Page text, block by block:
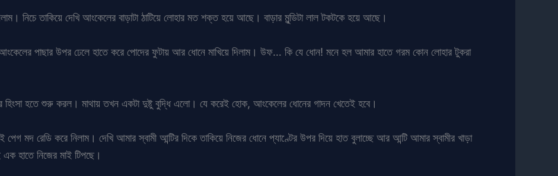
নিচে তাকিয়ে দেখি আংকেলের বাড়াটা ঠাটিয়ে লোহার মত শক্ত হয়ে আছে। বাড়ার মুন্ডিটা লাল টকটকে হয়ে আছে।
পাছার উপর ঢেলে হাতে করে পোদের ফুটায় আর ধোনে মাখিয়ে দিলাম। উফ… কি যে ধোন! মনে হল আমার হাতে গরম কোন লোহার টুকরা
হিংসা হতে শুরু করল। মাথায় তখন একটা দুষ্টু বুদ্ধি এলো। যে করেই হোক, আংকেলের ধোনের গাদন খেতেই হবে।
মদ রেডি করে নিলাম। দেখি আমার স্বামী আন্টির দিকে তাকিয়ে নিজের ধোনে প্যাণ্টের উপর দিয়ে হাত বুলাচ্ছে আর আন্টি আমার স্বামীর খাড়া
হাতে নিজের মাই টিপছে।